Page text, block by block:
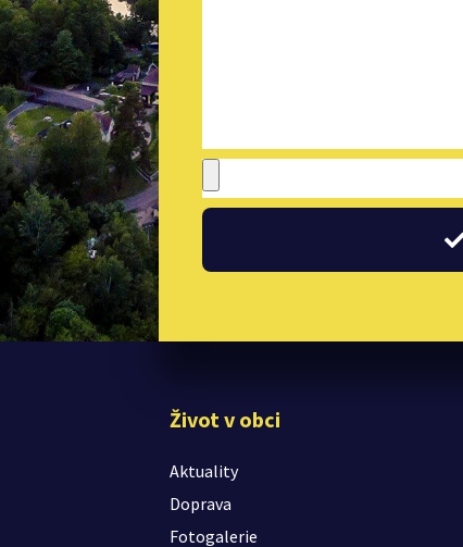
Život v obci
Aktuality
Doprava
Fotogalerie